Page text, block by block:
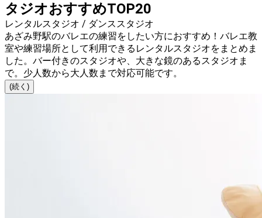
タジオおすすめTOP20
レンタルスタジオ / ダンススタジオ
あざみ野駅のバレエの練習をしたい方におすすめ！バレエ教
室や練習場所として利用できるレンタルスタジオをまとめま
した。バー付きのスタジオや、大きな鏡のあるスタジオま
で。少人数から大人数まで対応可能です。
(続く)